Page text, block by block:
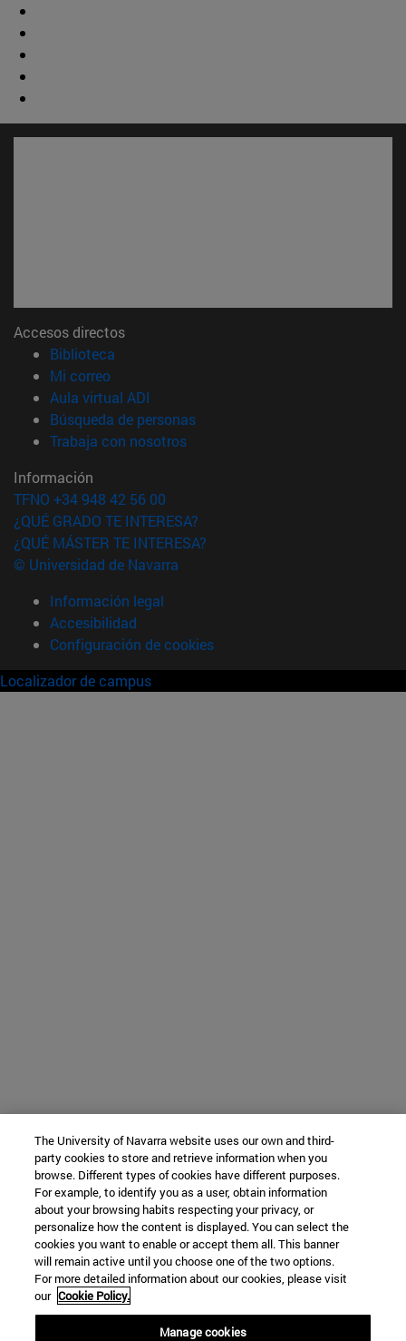
Accesos directos
Biblioteca
Mi correo(abre en nueva ventana)
Aula virtual ADI
Búsqueda de personas(abre en nueva ventana)
Trabaja con nosotros(abre en nueva ventana)
Información
TFNO +34 948 42 56 00
¿QUÉ GRADO TE INTERESA?
¿QUÉ MÁSTER TE INTERESA?
© Universidad de Navarra
Información legal
Accesibilidad
Configuración de cookies
Localizador de campus
The University of Navarra website uses our own and third-
party cookies to store and retrieve information when you
browse. Different types of cookies have different purposes.
For example, to identify you as a user, obtain information
about your browsing habits respecting your privacy, or
personalize how the content is displayed. You can select the
cookies you want to enable or accept them all. This banner
will remain active until you choose one of the two options.
For more detailed information about our cookies, please visit
our Cookie Policy.
Manage cookies